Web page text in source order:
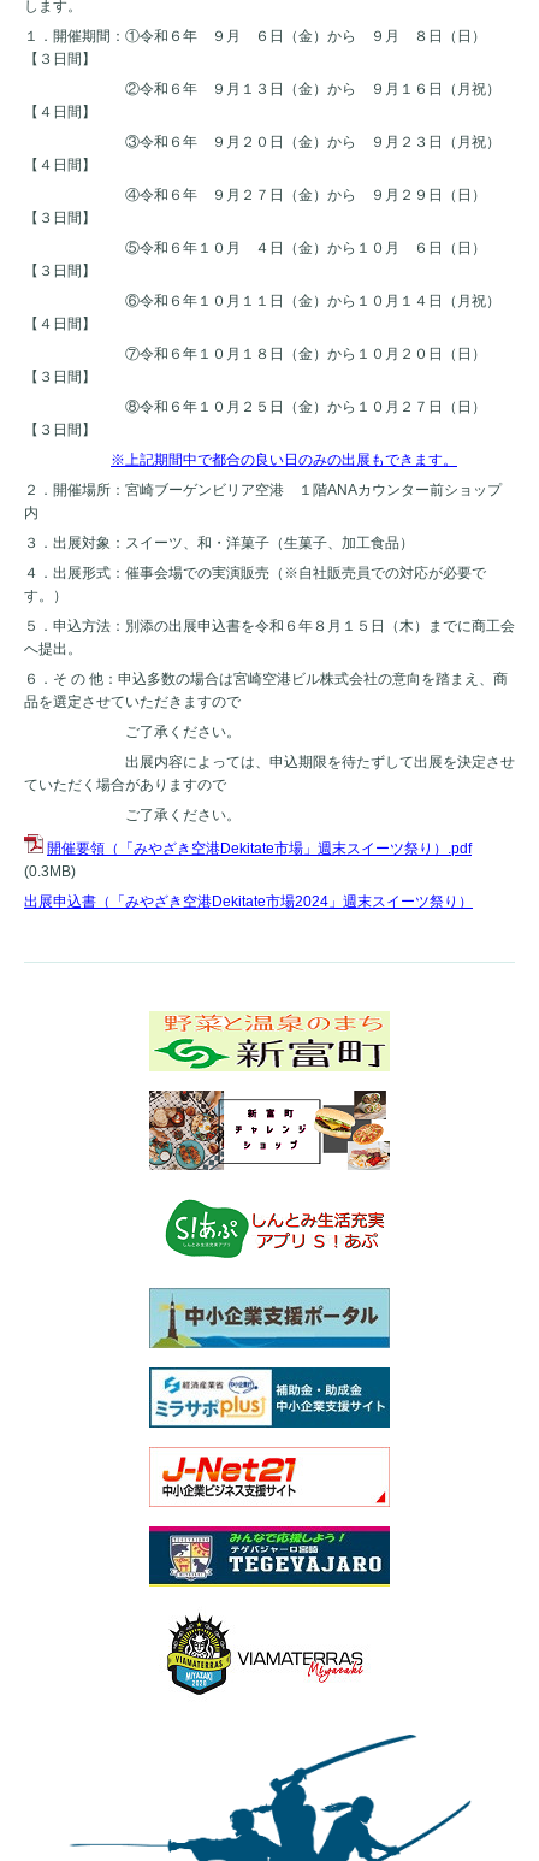
します。
１．開催期間：①令和６年 ９月 ６日（金）から ９月 ８日（日）
【３日間】
②令和６年 ９月１３日（金）から ９月１６日（月祝）
【４日間】
③令和６年 ９月２０日（金）から ９月２３日（月祝）
【４日間】
④令和６年 ９月２７日（金）から ９月２９日（日）
【３日間】
⑤令和６年１０月 ４日（金）から１０月 ６日（日）
【３日間】
⑥令和６年１０月１１日（金）から１０月１４日（月祝）
【４日間】
⑦令和６年１０月１８日（金）から１０月２０日（日）
【３日間】
⑧令和６年１０月２５日（金）から１０月２７日（日）
【３日間】
※上記期間中で都合の良い日のみの出展もできます。
２．開催場所：宮崎ブーゲンビリア空港 １階ANAカウンター前ショップ
内
３．出展対象：スイーツ、和・洋菓子（生菓子、加工食品）
４．出展形式：催事会場での実演販売（※自社販売員での対応が必要で
す。）
５．申込方法：別添の出展申込書を令和６年８月１５日（木）までに商工会
へ提出。
６．そ の 他：申込多数の場合は宮崎空港ビル株式会社の意向を踏まえ、商
品を選定させていただきますので
ご了承ください。
出展内容によっては、申込期限を待たずして出展を決定させ
ていただく場合がありますので
ご了承ください。
開催要領（「みやざき空港Dekitate市場」週末スイーツ祭り）.pdf
(0.3MB)
出展申込書（「みやざき空港Dekitate市場2024」週末スイーツ祭り）